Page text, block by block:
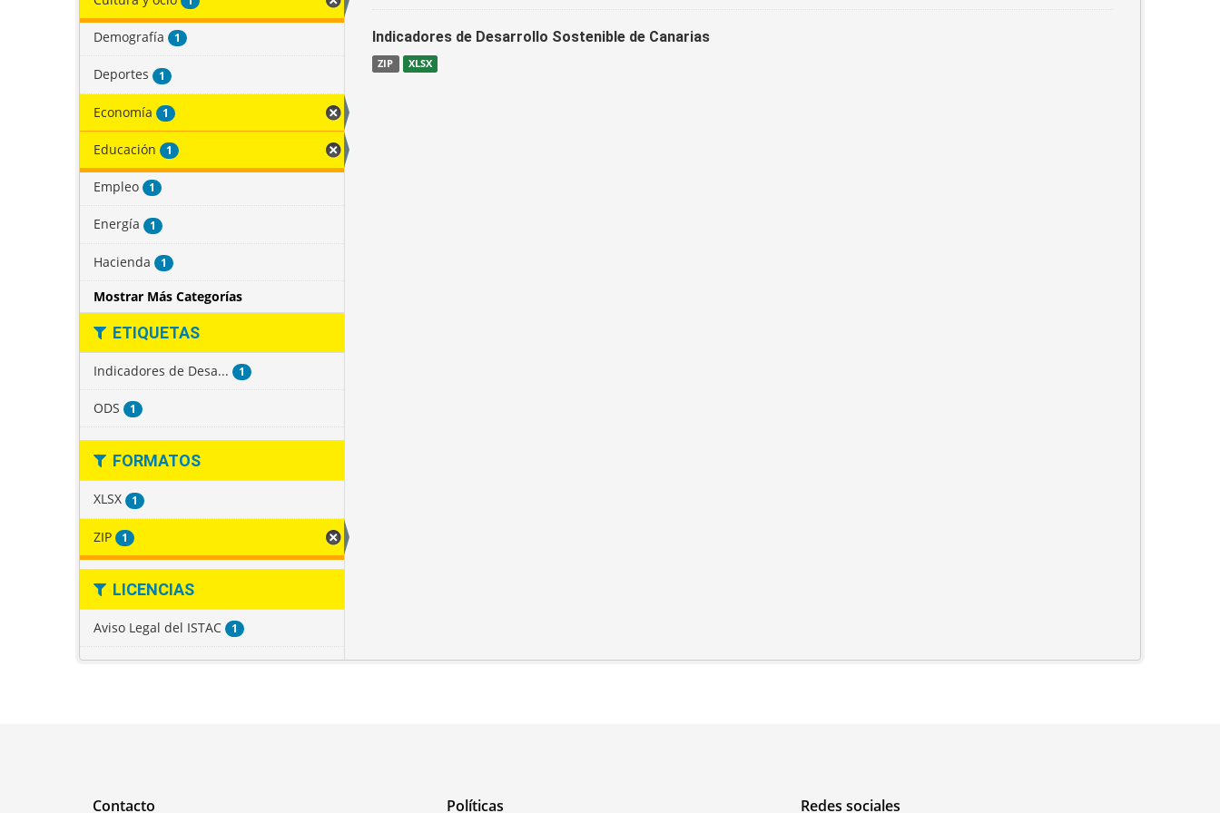
Demografía 1
Deportes 1
Economía 1
Educación 1
Empleo 1
Energía 1
Hacienda 1
Mostrar Más Categorías
ETIQUETAS
Indicadores de Desa... 1
ODS 1
FORMATOS
XLSX 1
ZIP 1
LICENCIAS
Aviso Legal del ISTAC 1
Indicadores de Desarrollo Sostenible de Canarias
ZIP XLSX
Contacto Políticas Redes sociales